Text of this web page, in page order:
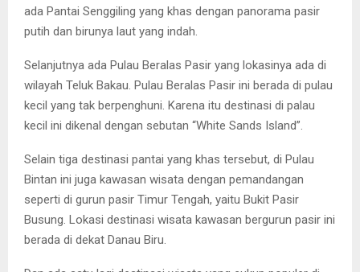
ada Pantai Senggiling yang khas dengan panorama pasir
putih dan birunya laut yang indah.
Selanjutnya ada Pulau Beralas Pasir yang lokasinya ada di
wilayah Teluk Bakau. Pulau Beralas Pasir ini berada di pulau
kecil yang tak berpenghuni. Karena itu destinasi di palau
kecil ini dikenal dengan sebutan “White Sands Island”.
Selain tiga destinasi pantai yang khas tersebut, di Pulau
Bintan ini juga kawasan wisata dengan pemandangan
seperti di gurun pasir Timur Tengah, yaitu Bukit Pasir
Busung. Lokasi destinasi wisata kawasan bergurun pasir ini
berada di dekat Danau Biru.